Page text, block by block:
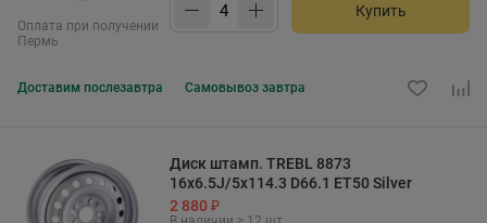
Оплата при получении
Пермь
Купить
Доставим послезавтра Самовывоз завтра
Диск штамп. TREBL 8873
16x6.5J/5x114.3 D66.1 ET50 Silver
2 880 ₽